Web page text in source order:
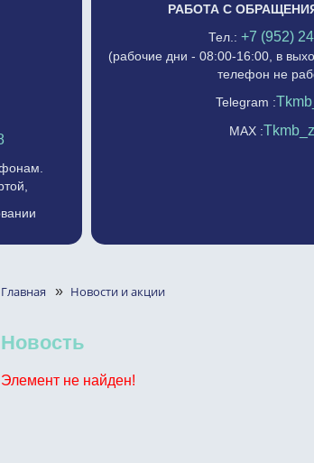
РАБОТА С
Тел.: +7 (952)
(рабочие дни - 08:00-16:00, в
телефон не
Telegram :
MAX :
Главная » Новости и акции
Новость
Элемент не найден!